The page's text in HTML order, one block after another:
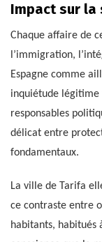
Impact sur la
Chaque affaire de
l’immigration,
Espagne comme
inquiétude légitime
responsables
délicat entre
fondamentaux.
La ville de Tarifa
ce contraste entre
habitants, habitués